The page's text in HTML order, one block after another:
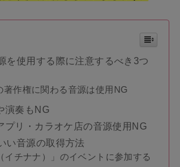
を使用する際に注意するべき3つ
著作権に関わる音源は使用NG
演奏もNG
プリ・カラオケ店の音源使用NG
い音源の取得方法
イチナナ）」のイベントに参加する